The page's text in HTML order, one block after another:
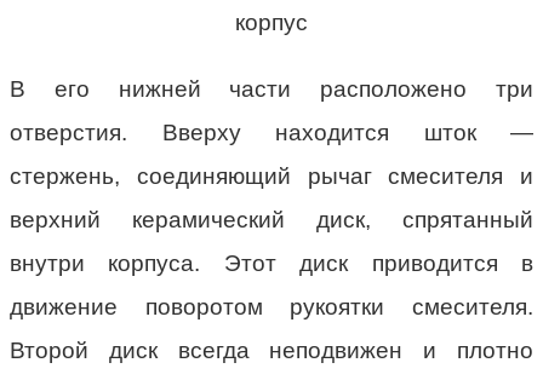
корпус
В его нижней части расположено три
отверстия. Вверху находится шток —
стержень, соединяющий рычаг смесителя и
верхний керамический диск, спрятанный
внутри корпуса. Этот диск приводится в
движение поворотом рукоятки смесителя.
Второй диск всегда неподвижен и плотно